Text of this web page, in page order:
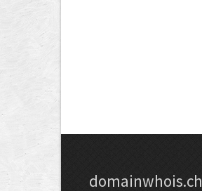
domainwhois.ch